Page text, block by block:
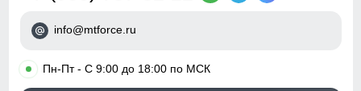
info@mtforce.ru
• Пн-Пт - С 9:00 до 18:00 по МСК